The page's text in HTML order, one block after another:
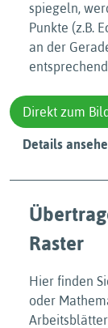
spiegeln,
Punkte (z.B.
an der
Direkt zum
Details
Raster
Hier finden
oder